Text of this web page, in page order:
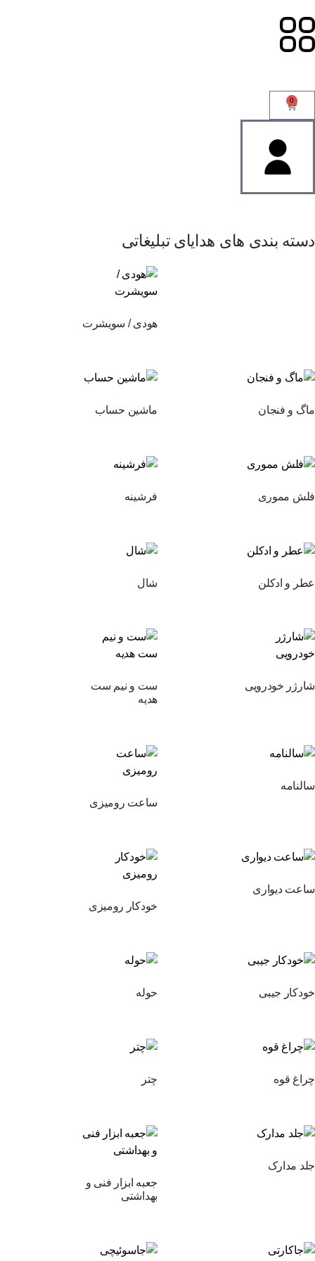
0
دسته بندی های هدایای تبلیغاتی
هودی / سویشرت
ماگ و فنجان ماشین حساب
فلش مموری فرشینه
عطر و ادکلن شال
شارژر خودرویی
ست و نیم ست
هدیه
سالنامه
ساعت رومیزی
ساعت دیواری
خودکار رومیزی
خودکار جیبی حوله
چراغ قوه چتر
جلد مدارک
جعبه ابزار فنی و
بهداشتی